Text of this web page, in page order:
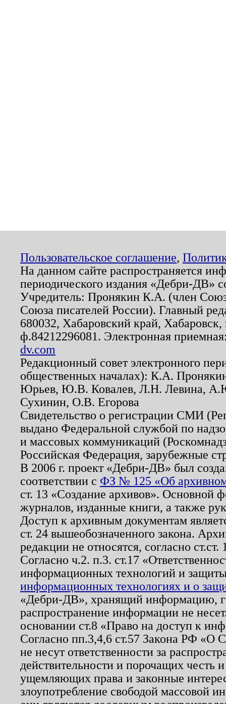
Пользовательское соглашение,
На данном сайте распространяется
периодического издания «Дебри-ДВ»
Учредитель: Пронякин К.А. (член
Союза писателей России). Главный
680032, Хабаровский край,
ф.84212296081. Электронная
dv.com
Редакционный совет электронного
общественных началах): К.А.
Юрьев, Ю.В. Ковалев, Л.Н. Левина,
Сухинин, О.В. Егорова
Свидетельство о регистрации СМИ
выдано Федеральной службой по
и массовых коммуникаций
Российская Федерация, зарубежные
В 2006 г. проект «Дебри-ДВ» был
соответствии с ФЗ № 125 «Об
ст. 13 «Создание архивов». Основной
журналов, изданные книги, а также
Доступ к архивным документам
ст. 24 вышеобозначенного закона.
редакции не относятся, согласно
Согласно ч.2. п.3. ст.17
информационных технологий и
информационных технологиях и о
«Дебри-ДВ», хранящий информацию,
распространение информации не
основании ст.8 «Право на доступ к
Согласно пп.3,4,6 ст.57 Закона РФ «О
не несут ответственности за
действительности и порочащих честь
ущемляющих права и законные
злоупотребление свободой массовой